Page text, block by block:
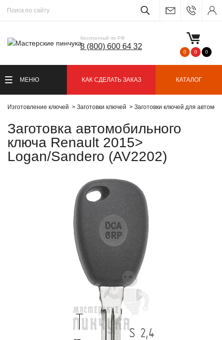
бесплатный по РФ
8 (800) 600 64 32
0 0 0
МЕНЮ КАК СДЕЛАТЬ ЗАКАЗ КАТАЛОГ
Изготовление ключей Заготовки ключей Заготовки ключей для
Заготовка автомобильного
ключа Renault 2015>
Logan/Sandero (AV2202)